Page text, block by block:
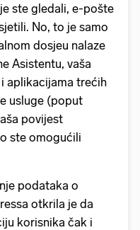
ste gledali, e-pošte
No, to je samo
dosjeu nalaze
Asistentu, vaša
aplikacijama trećih
usluge (poput
povijest
ste omogućili
podataka o
otkrila je da
korisnika čak i